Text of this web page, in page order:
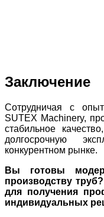
Заключение
Сотрудничая с
SUTEX Machinery,
стабильное
долгосрочную
конкурентном рынке.
Вы готовы
производству
для получения
индивидуальных